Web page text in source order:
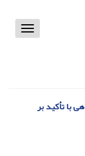
Toggle
با تأکید بر